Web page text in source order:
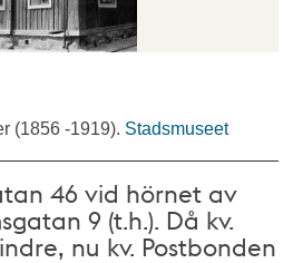
(1856 -1919). Stadsmuseet
46 vid hörnet av
9 (t.h.). Då kv.
nu kv. Postbonden